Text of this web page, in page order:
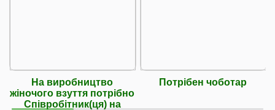
На виробництво
жіночого взуття потрібно
Співробітник(ця) на
Потрібен чоботар